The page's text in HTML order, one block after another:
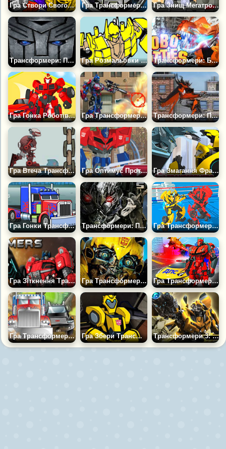
Гра Створи Свого Трансформера Гра Трансформери Створи Битву Гра Знищ Мегатрона
Трансформери: Пошук Предметів Гра Розмальовки Трансформери Трансформери: Битви Роботів
Гра Гонка Роботів-Трансформерів Гра Трансформери Битва за Матрицю Трансформери: Портал Руйнувань
Гра Втеча Трансформерів Гра Оптимус Проти Старскріма Гра Змагання Фракцій
Гра Гонки Трансформерів Трансформери: Помста Падших Гра Трансформери: Битва Машин
Гра Зіткнення Трансформерів Гра Трансформери Пазли Гра Трансформери Росії
Гра Трансформери Проти Девастатора Гра Збери Трансформера Трансформери 3: Битва за Кібертрон